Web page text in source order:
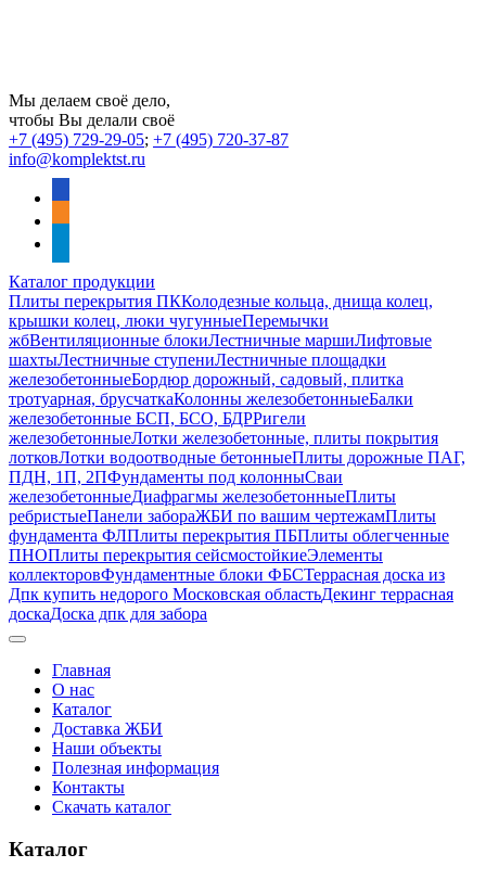
Мы делаем своё дело,
чтобы Вы делали своё
+7 (495) 729-29-05; +7 (495) 720-37-87
info@komplektst.ru
Каталог продукции
Плиты перекрытия ПККолодезные кольца, днища колец,
крышки колец, люки чугунныеПеремычки
жбВентиляционные блокиЛестничные маршиЛифтовые
шахтыЛестничные ступениЛестничные площадки
железобетонныеБордюр дорожный, садовый, плитка
тротуарная, брусчаткаКолонны железобетонныеБалки
железобетонные БСП, БСО, БДРРигели
железобетонныеЛотки железобетонные, плиты покрытия
лотковЛотки водоотводные бетонныеПлиты дорожные ПАГ,
ПДН, 1П, 2ПФундаменты под колонныСваи
железобетонныеДиафрагмы железобетонныеПлиты
ребристыеПанели забораЖБИ по вашим чертежамПлиты
фундамента ФЛПлиты перекрытия ПБПлиты облегченные
ПНОПлиты перекрытия сейсмостойкиеЭлементы
коллекторовФундаментные блоки ФБСТеррасная доска из
Дпк купить недорого Московская областьДекинг террасная
доскаДоска дпк для забора
Главная
О нас
Каталог
Доставка ЖБИ
Наши объекты
Полезная информация
Контакты
Скачать каталог
Каталог